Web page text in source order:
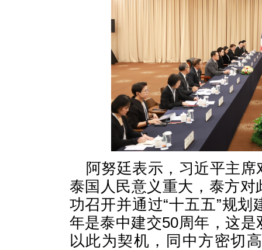
阿努廷表示，习近平主
泰国人民意义重大，泰方
功召开并通过“十五五”规
年是泰中建交50周年，这
以此为契机，同中方密切